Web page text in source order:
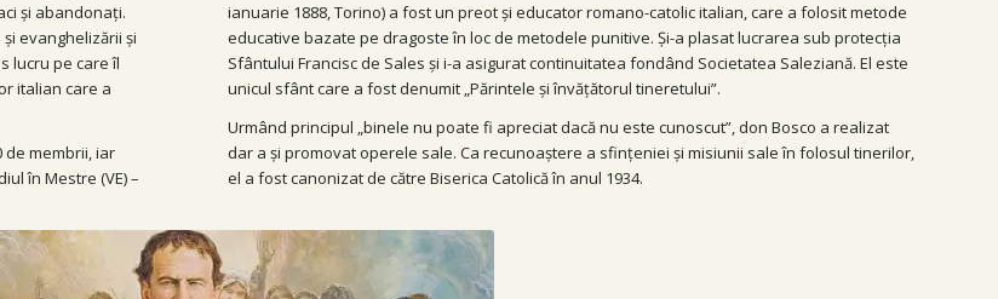
și abandonați.
evanghelizării și
lucru pe care îl
italian care a
de membrii, iar
în Mestre (VE) –
ianuarie 1888, Torino) a fost un preot și educator romano-catolic italian, care a folosit metode
educative bazate pe dragoste în loc de metodele punitive. Și-a plasat lucrarea sub protecția
Sfântului Francisc de Sales și i-a asigurat continuitatea fondând Societatea Saleziană. El este
unicul sfânt care a fost denumit „Părintele și învățătorul tineretului”.
Urmând principul „binele nu poate fi apreciat dacă nu este cunoscut”, don Bosco a realizat
dar a și promovat operele sale. Ca recunoaștere a sfințeniei și misiunii sale în folosul tinerilor,
el a fost canonizat de către Biserica Catolică în anul 1934.